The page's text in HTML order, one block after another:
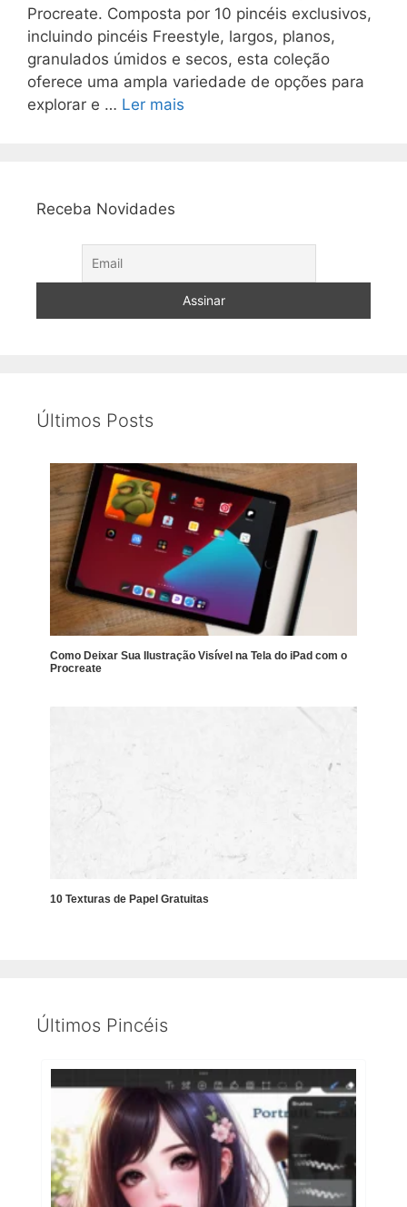
Procreate. Composta por 10 pincéis exclusivos,
incluindo pincéis Freestyle, largos, planos,
granulados úmidos e secos, esta coleção
oferece uma ampla variedade de opções para
explorar e … Ler mais
Receba Novidades
Últimos Posts
Como Deixar Sua Ilustração Visível na Tela do iPad com o
Procreate
10 Texturas de Papel Gratuitas
Últimos Pincéis